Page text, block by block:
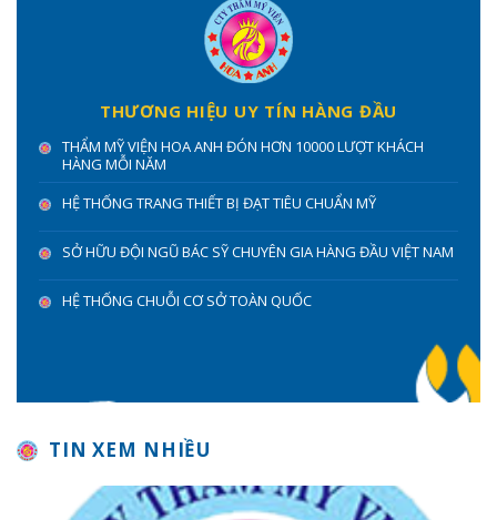
THƯƠNG HIỆU UY TÍN HÀNG ĐẦU
THẨM MỸ VIỆN HOA ANH ĐÓN HƠN 10000 LƯỢT KHÁCH
HÀNG MỖI NĂM
HỆ THỐNG TRANG THIẾT BỊ ĐẠT TIÊU CHUẨN MỸ
SỞ HỮU ĐỘI NGŨ BÁC SỸ CHUYÊN GIA HÀNG ĐẦU VIỆT NAM
HỆ THỐNG CHUỖI CƠ SỞ TOÀN QUỐC
TIN XEM NHIỀU